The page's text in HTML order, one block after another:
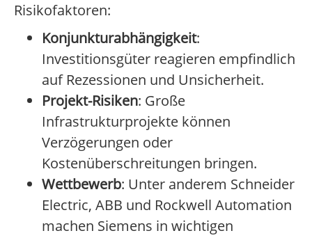
Risikofaktoren:
Konjunkturabhängigkeit:
Investitionsgüter reagieren empfindlich
auf Rezessionen und Unsicherheit.
Projekt-Risiken: Große
Infrastrukturprojekte können
Verzögerungen oder
Kostenüberschreitungen bringen.
Wettbewerb: Unter anderem Schneider
Electric, ABB und Rockwell Automation
machen Siemens in wichtigen